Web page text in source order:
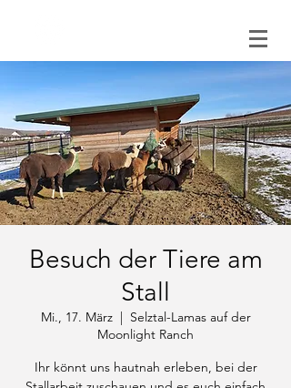
Besuch der Tiere am
Stall
Mi., 17. März
  |
Selztal-Lamas auf der
Moonlight Ranch
Ihr könnt uns hautnah erleben, bei der